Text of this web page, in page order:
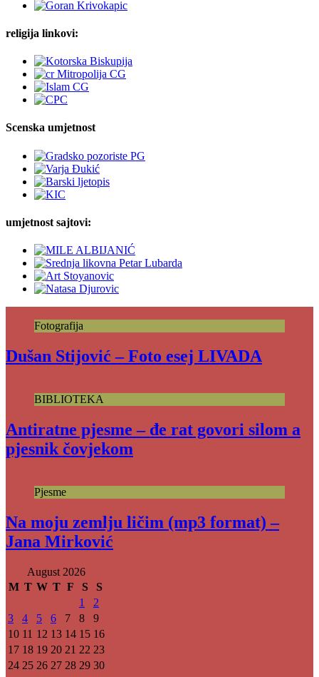
religija linkovi:
Scenska umjetnost
umjetnost sajtovi:
Fotografija
Dušan Stijović – Foto esej LIVADA
BIBLIOTEKA
Antiratne pjesme – đe rat govori silom a
pjesnik čovjekom
Pjesme
Na moju zemlju ličim (mp3 format) –
Jana Mirković
August 2026
M T W T F S
S
1
2
3
4 5 6 7 8
9
10 11 12 13 14 15 16
17 18 19 20 21 22 23
24 25 26 27 28 29 30